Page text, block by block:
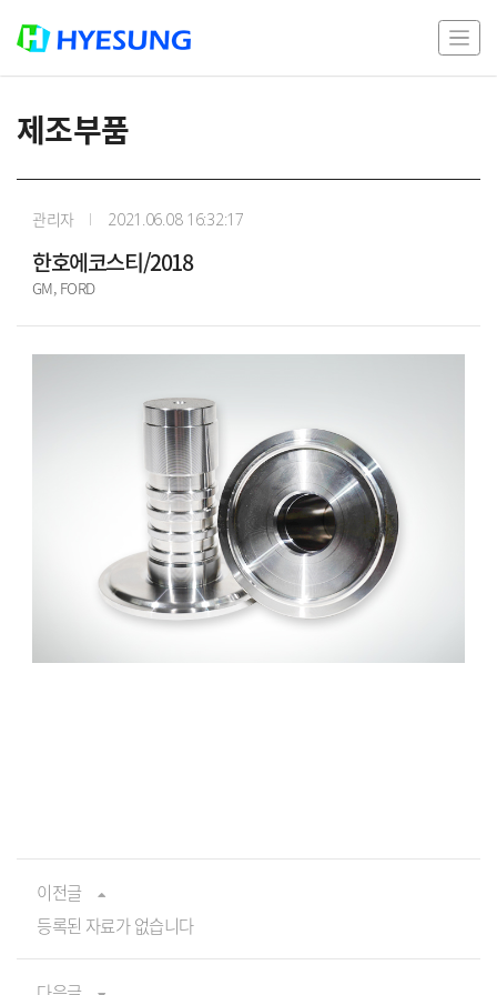
제조부품
관리자 2021.06.08 16:32:17
한호에코스티/2018
GM, FORD
이전글
등록된 자료가 없습니다